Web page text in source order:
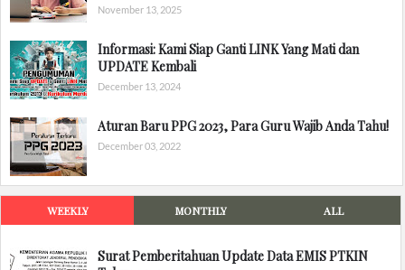
November 13, 2025
Informasi: Kami Siap Ganti LINK Yang Mati dan
UPDATE Kembali
December 13, 2024
Aturan Baru PPG 2023, Para Guru Wajib Anda Tahu!
December 03, 2022
WEEKLY MONTHLY ALL
Surat Pemberitahuan Update Data EMIS PTKIN